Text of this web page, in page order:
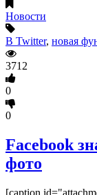
Новости
В Twitter, новая
3712
0
0
Facebook
фото